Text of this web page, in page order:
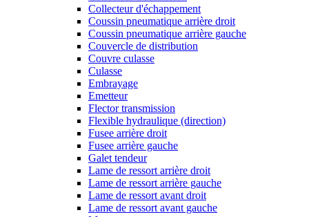
Collecteur d'échappement
Coussin pneumatique arrière droit
Coussin pneumatique arrière gauche
Couvercle de distribution
Couvre culasse
Culasse
Embrayage
Emetteur
Flector transmission
Flexible hydraulique (direction)
Fusee arrière droit
Fusee arrière gauche
Galet tendeur
Lame de ressort arrière droit
Lame de ressort arrière gauche
Lame de ressort avant droit
Lame de ressort avant gauche